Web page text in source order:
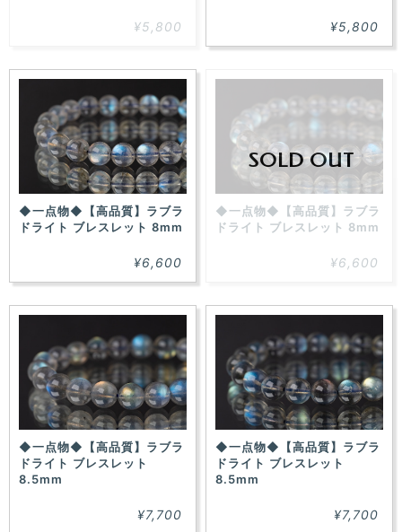
¥5,800 ¥5,800
◆一点物◆【高品質】ラブラ
ドライト ブレスレット 8mm
¥6,600
SOLD OUT
◆一点物◆【高品質】ラブラ
ドライト ブレスレット 8mm
¥6,600
◆一点物◆【高品質】ラブラ
ドライト ブレスレット
8.5mm
¥7,700
◆一点物◆【高品質】ラブラ
ドライト ブレスレット
8.5mm
¥7,700